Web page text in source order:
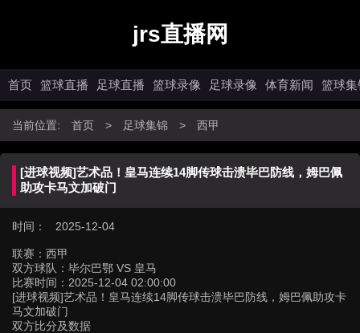
jrs直播网
首页 篮球直播 足球直播 篮球录像 足球录像 体育新闻 篮球集
当前位置: 首页 > 足球集锦 > 西甲
[进球视频]艺术品！皇马连续14脚传球击溃毕巴防线，姆巴佩
助攻卡马文加破门
时间： 2025-12-04
联赛： 西甲
双方球队： 毕尔巴鄂 VS 皇马
比赛时间： 2025-12-04 02:00:00
[进球视频]艺术品！皇马连续14脚传球击溃毕巴防线，姆巴佩助攻卡
马文加破门
双方比分及数据